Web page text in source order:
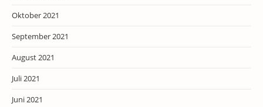
Oktober 2021
September 2021
August 2021
Juli 2021
Juni 2021